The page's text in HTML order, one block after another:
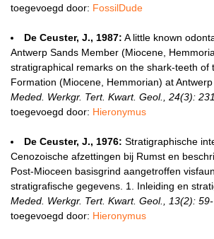
toegevoegd door: FossilDude
De Ceuster, J., 1987: A little known
Antwerp Sands Member (Miocene,
stratigraphical remarks on the shark-teeth of
Formation (Miocene, Hemmorian) at
Meded. Werkgr. Tert. Kwart. Geol., 24(3):
toegevoegd door: Hieronymus
De Ceuster, J., 1976: Stratigraphische
Cenozoische afzettingen bij Rumst en
Post-Mioceen basisgrind aangetroffen
stratigrafische gegevens. 1. Inleiding en
Meded. Werkgr. Tert. Kwart. Geol., 13(2):
toegevoegd door: Hieronymus